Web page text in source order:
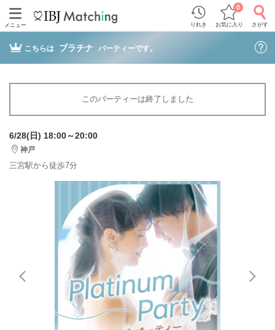
メニュー りれき お気に入り
0
さがす
こちらは プラチナ パーティーです。
このパーティーは終了しました
6/28(日) 18:00～20:00
神戸
三宮駅から徒歩7分